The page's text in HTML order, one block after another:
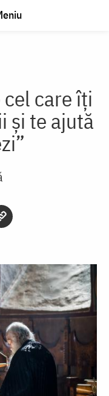
care îți
și te ajută